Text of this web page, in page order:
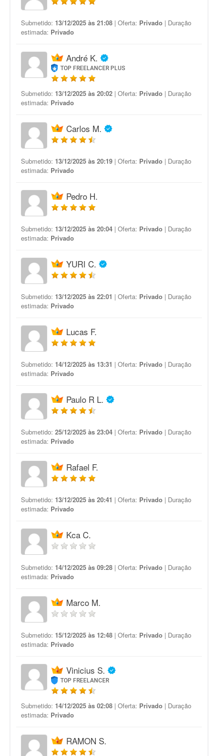
Submetido: 13/12/2025 às 21:08 | Oferta: Privado | Duração
estimada: Privado
André K.
TOP FREELANCER PLUS
Submetido: 13/12/2025 às 20:02 | Oferta: Privado | Duração
estimada: Privado
Carlos M.
Submetido: 13/12/2025 às 20:19 | Oferta: Privado | Duração
estimada: Privado
Pedro H.
Submetido: 13/12/2025 às 20:04 | Oferta: Privado | Duração
estimada: Privado
YURI C.
Submetido: 13/12/2025 às 22:01 | Oferta: Privado | Duração
estimada: Privado
Lucas F.
Submetido: 14/12/2025 às 13:31 | Oferta: Privado | Duração
estimada: Privado
Paulo R L.
Submetido: 25/12/2025 às 23:04 | Oferta: Privado | Duração
estimada: Privado
Rafael F.
Submetido: 13/12/2025 às 20:41 | Oferta: Privado | Duração
estimada: Privado
Kca C.
Submetido: 14/12/2025 às 09:28 | Oferta: Privado | Duração
estimada: Privado
Marco M.
Submetido: 15/12/2025 às 12:48 | Oferta: Privado | Duração
estimada: Privado
Vinicius S.
TOP FREELANCER
Submetido: 14/12/2025 às 02:08 | Oferta: Privado | Duração
estimada: Privado
RAMON S.